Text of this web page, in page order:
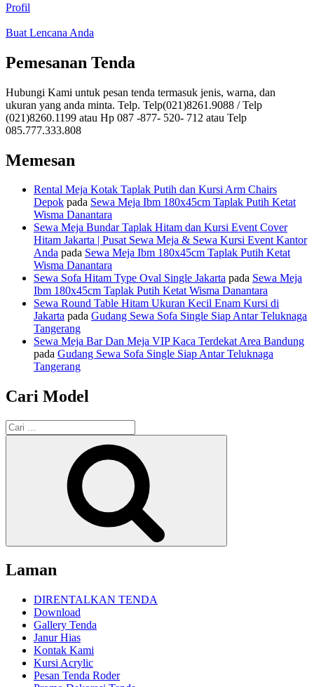
Profil
Buat Lencana Anda
Pemesanan Tenda
Hubungi Kami untuk pesan tenda termasuk jenis, warna, dan
ukuran yang anda minta. Telp. Telp(021)8261.9088 / Telp
(021)8260.1199 atau Hp 087 -877- 520- 712 atau Telp
085.777.333.808
Memesan
Rental Meja Kotak Taplak Putih dan Kursi Arm Chairs
Depok pada Sewa Meja Ibm 180x45cm Taplak Putih Ketat
Wisma Danantara
Sewa Meja Bundar Taplak Hitam dan Kursi Event Cover
Hitam Jakarta | Pusat Sewa Meja & Sewa Kursi Event Kantor
Anda pada Sewa Meja Ibm 180x45cm Taplak Putih Ketat
Wisma Danantara
Sewa Sofa Hitam Type Oval Single Jakarta pada Sewa Meja
Ibm 180x45cm Taplak Putih Ketat Wisma Danantara
Sewa Round Table Hitam Ukuran Kecil Enam Kursi di
Jakarta pada Gudang Sewa Sofa Single Siap Antar Teluknaga
Tangerang
Sewa Meja Bar Dan Meja VIP Kaca Terdekat Area Bandung
pada Gudang Sewa Sofa Single Siap Antar Teluknaga
Tangerang
Cari Model
Pencarian
untuk:
Laman
DIRENTALKAN TENDA
Download
Gallery Tenda
Janur Hias
Kontak Kami
Kursi Acrylic
Pesan Tenda Roder